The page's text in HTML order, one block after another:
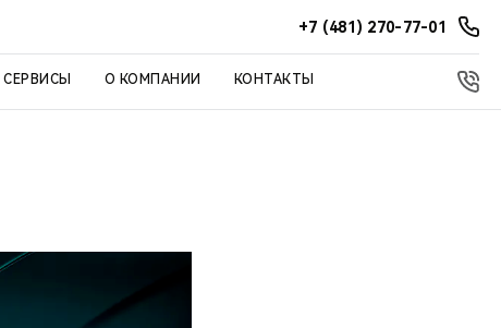
+7 (481) 270-77-01
О КОМПАНИИ КОНТАКТЫ